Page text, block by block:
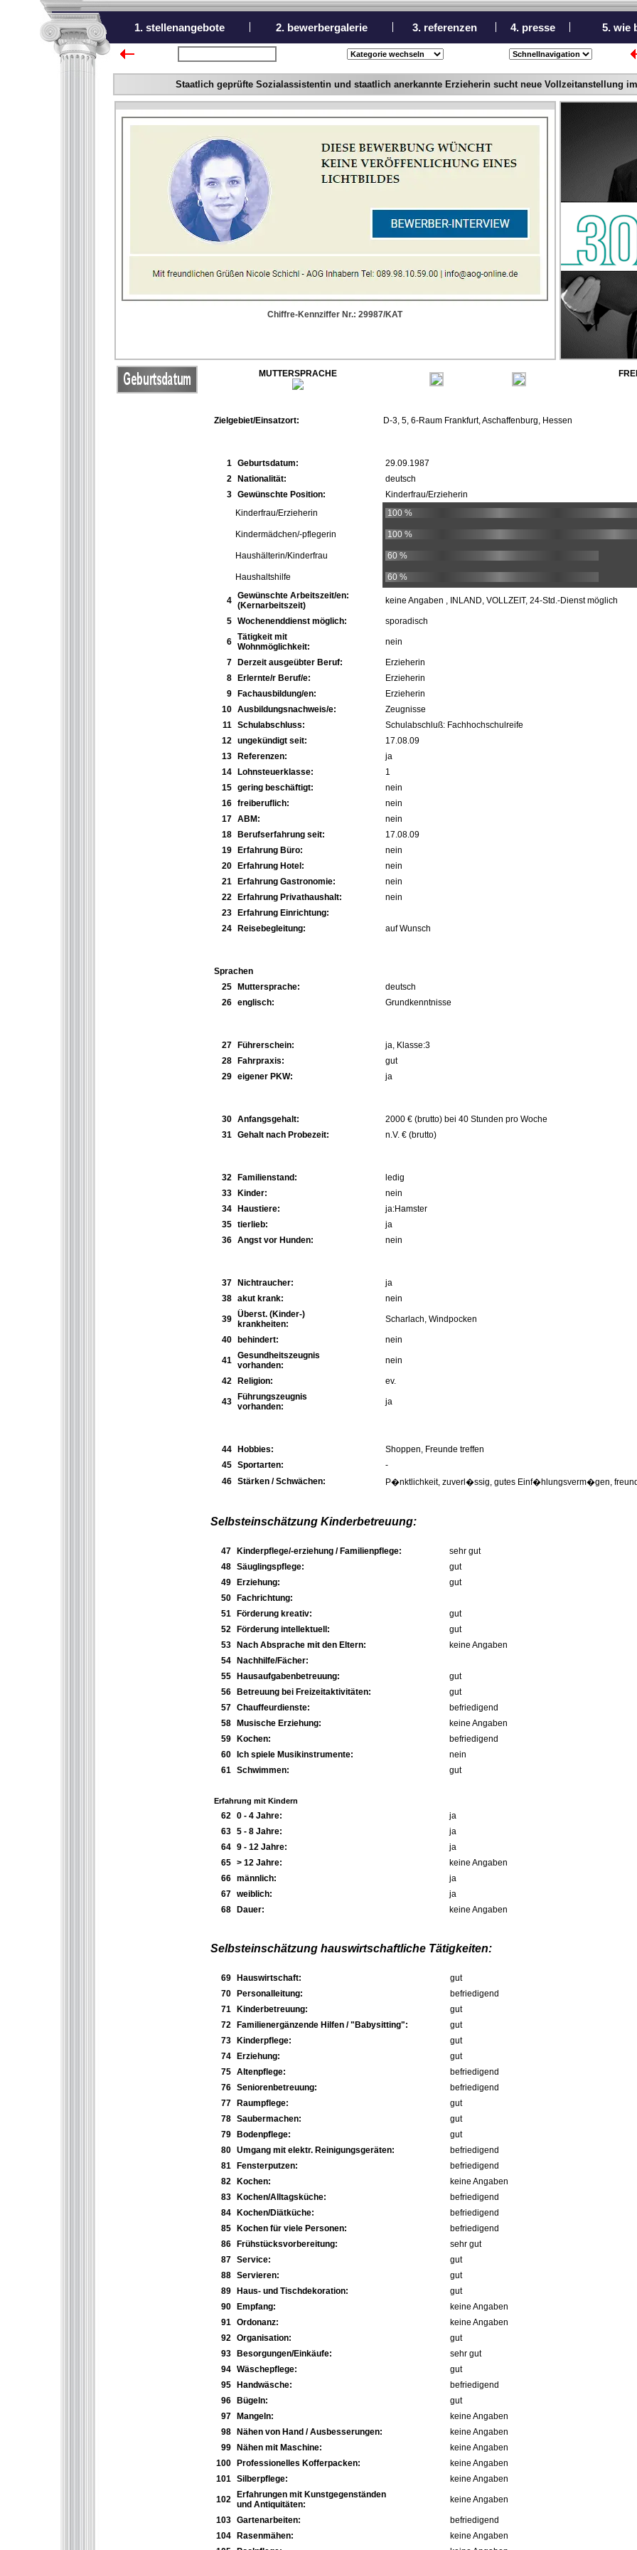
1. stellenangebote 2. bewerbergalerie 3. referenzen 4. presse 5. wie
Staatlich geprüfte Sozialassistentin und staatlich anerkannte Erzieherin sucht neue Vollzeitanstellung
Chiffre-Kennziffer Nr.: 29987/KAT
MUTTERSPRACHE
Zielgebiet/Einsatzort: D-3, 5, 6-Raum Frankfurt, Aschaffenburg, Hessen
1 Geburtsdatum:
29.09.1987
2
Nationalität:
deutsch
3 Gewünschte Position:
Kinderfrau/Erzieherin
Kinderfrau/Erzieherin
100 %
Kindermädchen/-pflegerin 100 %
Haushälterin/Kinderfrau 60 %
Haushaltshilfe 60 %
4 Gewünschte Arbeitszeit/en:
(Kernarbeitszeit)
keine Angaben , INLAND, VOLLZEIT, 24-Std.-Dienst möglich
5 Wochenenddienst möglich: sporadisch
6 Tätigkeit mit
Wohnmöglichkeit:
nein
7 Derzeit ausgeübter Beruf:
Erzieherin
8
Erlernte/r Beruf/e:
Erzieherin
9
Fachausbildung/en:
Erzieherin
10 Ausbildungsnachweis/e:
Zeugnisse
11 Schulabschluss:
Schulabschluß: Fachhochschulreife
12 ungekündigt seit:
17.08.09
13
Referenzen:
ja
14
Lohnsteuerklasse:
1
15 gering beschäftigt:
nein
16 freiberuflich:
nein
17 ABM:
nein
18
Berufserfahrung seit:
17.08.09
19
Erfahrung Büro:
nein
20
Erfahrung Hotel:
nein
21
Erfahrung Gastronomie:
nein
22
Erfahrung Privathaushalt:
nein
23
Erfahrung Einrichtung:
24
Reisebegleitung: auf Wunsch
Sprachen
25
Muttersprache:
deutsch
26 englisch: Grundkenntnisse
27 Führerschein:
ja, Klasse:3
28
Fahrpraxis:
gut
29 eigener PKW: ja
30 Anfangsgehalt:
2000 € (brutto) bei 40 Stunden pro Woche
31 Gehalt nach Probezeit: n.V. € (brutto)
32 Familienstand:
ledig
33
Kinder:
nein
34
Haustiere:
ja:Hamster
35 tierlieb:
ja
36 Angst vor Hunden: nein
37 Nichtraucher:
ja
38 akut krank: nein
39 Überst. (Kinder-)
krankheiten:
Scharlach, Windpocken
40 behindert: nein
41 Gesundheitszeugnis
vorhanden:
nein
42 Religion: ev.
43
Führungszeugnis
vorhanden:
ja
44 Hobbies:
Shoppen, Freunde treffen
45 Sportarten:
-
46 Stärken / Schwächen: P�nktlichkeit, zuverl�ssig, gutes Einf�hlungsverm�gen,
Selbsteinschätzung Kinderbetreuung:
47 Kinderpflege/-erziehung / Familienpflege:
sehr gut
48 Säuglingspflege:
gut
49
Erziehung:
gut
50
Fachrichtung:
51
Förderung kreativ:
gut
52
Förderung intellektuell:
gut
53
Nach Absprache mit den Eltern:
keine Angaben
54
Nachhilfe/Fächer:
55
Hausaufgabenbetreuung:
gut
56
Betreuung bei Freizeitaktivitäten:
gut
57 Chauffeurdienste:
befriedigend
58
Musische Erziehung:
keine Angaben
59
Kochen:
befriedigend
60
Ich spiele Musikinstrumente:
nein
61 Schwimmen: gut
Erfahrung mit Kindern
62 0 - 4 Jahre:
ja
63 5 - 8 Jahre:
ja
64 9 - 12 Jahre:
ja
65 > 12 Jahre:
keine Angaben
66 männlich:
ja
67 weiblich:
ja
68
Dauer: keine Angaben
Selbsteinschätzung hauswirtschaftliche Tätigkeiten:
69 Hauswirtschaft:
gut
70
Personalleitung:
befriedigend
71
Kinderbetreuung:
gut
72
Familienergänzende Hilfen / "Babysitting":
gut
73
Kinderpflege:
gut
74
Erziehung:
gut
75 Altenpflege:
befriedigend
76 Seniorenbetreuung:
befriedigend
77
Raumpflege:
gut
78 Saubermachen:
gut
79
Bodenpflege:
gut
80 Umgang mit elektr. Reinigungsgeräten:
befriedigend
81
Fensterputzen:
befriedigend
82
Kochen:
keine Angaben
83
Kochen/Alltagsküche:
befriedigend
84
Kochen/Diätküche:
befriedigend
85
Kochen für viele Personen:
befriedigend
86
Frühstücksvorbereitung:
sehr gut
87 Service:
gut
88 Servieren:
gut
89
Haus- und Tischdekoration:
gut
90
Empfang:
keine Angaben
91 Ordonanz:
keine Angaben
92 Organisation:
gut
93
Besorgungen/Einkäufe:
sehr gut
94 Wäschepflege:
gut
95
Handwäsche:
befriedigend
96
Bügeln:
gut
97
Mangeln:
keine Angaben
98
Nähen von Hand / Ausbesserungen:
keine Angaben
99
Nähen mit Maschine:
keine Angaben
100
Professionelles Kofferpacken:
keine Angaben
101 Silberpflege: keine Angaben
102
Erfahrungen mit Kunstgegenständen
und Antiquitäten:
keine Angaben
103 Gartenarbeiten:
befriedigend
104
Rasenmähen:
keine Angaben